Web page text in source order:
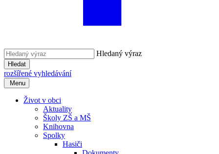
Hledaný výraz
Hledat
rozšířené vyhledávání
Menu
Život v obci
Aktuality
Školy ZŠ a MŠ
Knihovna
Spolky
Hasiči